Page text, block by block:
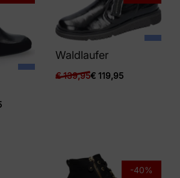
Waldlaufer
€139,95€119,95
-40%